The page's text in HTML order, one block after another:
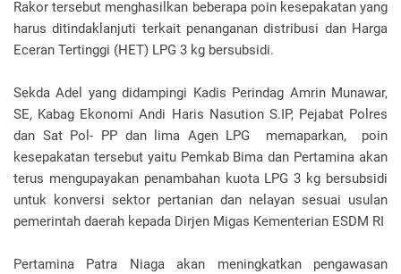
Rakor tersebut menghasilkan beberapa poin kesepakatan yang
harus ditindaklanjuti terkait penanganan distribusi dan Harga
Eceran Tertinggi (HET) LPG 3 kg bersubsidi.
Sekda Adel yang didampingi Kadis Perindag Amrin Munawar,
SE, Kabag Ekonomi Andi Haris Nasution S.IP, Pejabat Polres
dan Sat Pol- PP dan lima Agen LPG memaparkan, poin
kesepakatan tersebut yaitu Pemkab Bima dan Pertamina akan
terus mengupayakan penambahan kuota LPG 3 kg bersubsidi
untuk konversi sektor pertanian dan nelayan sesuai usulan
pemerintah daerah kepada Dirjen Migas Kementerian ESDM RI
Pertamina Patra Niaga akan meningkatkan pengawasan